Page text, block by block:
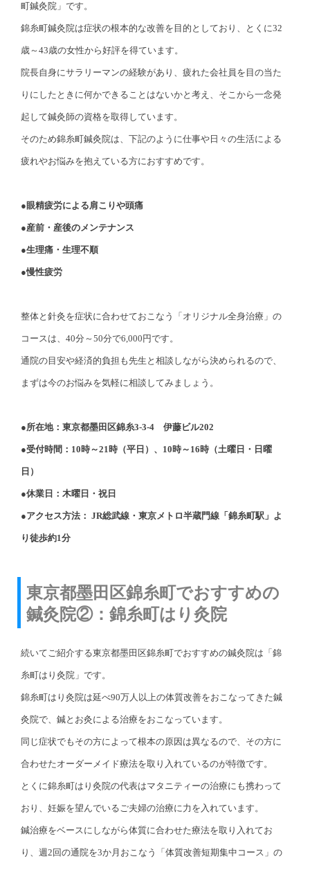
町鍼灸院」です。
錦糸町鍼灸院は症状の根本的な改善を目的としており、とくに32
歳～43歳の女性から好評を得ています。
院長自身にサラリーマンの経験があり、疲れた会社員を目の当た
りにしたときに何かできることはないかと考え、そこから一念発
起して鍼灸師の資格を取得しています。
そのため錦糸町鍼灸院は、下記のように仕事や日々の生活による
疲れやお悩みを抱えている方におすすめです。
●眼精疲労による肩こりや頭痛
●産前・産後のメンテナンス
●生理痛・生理不順
●慢性疲労
整体と針灸を症状に合わせておこなう「オリジナル全身治療」の
コースは、40分～50分で6,000円です。
通院の目安や経済的負担も先生と相談しながら決められるので、
まずは今のお悩みを気軽に相談してみましょう。
●所在地：東京都墨田区錦糸3-3-4 伊藤ビル202
●受付時間：10時～21時（平日）、10時～16時（土曜日・日曜
日）
●休業日：木曜日・祝日
●アクセス方法： JR総武線・東京メトロ半蔵門線「錦糸町駅」よ
り徒歩約1分
東京都墨田区錦糸町でおすすめの
鍼灸院②：錦糸町はり灸院
続いてご紹介する東京都墨田区錦糸町でおすすめの鍼灸院は「錦
糸町はり灸院」です。
錦糸町はり灸院は延べ90万人以上の体質改善をおこなってきた鍼
灸院で、鍼とお灸による治療をおこなっています。
同じ症状でもその方によって根本の原因は異なるので、その方に
合わせたオーダーメイド療法を取り入れているのが特徴です。
とくに錦糸町はり灸院の代表はマタニティーの治療にも携わって
おり、妊娠を望んでいるご夫婦の治療に力を入れています。
鍼治療をベースにしながら体質に合わせた療法を取り入れてお
り、週2回の通院を3か月おこなう「体質改善短期集中コース」の